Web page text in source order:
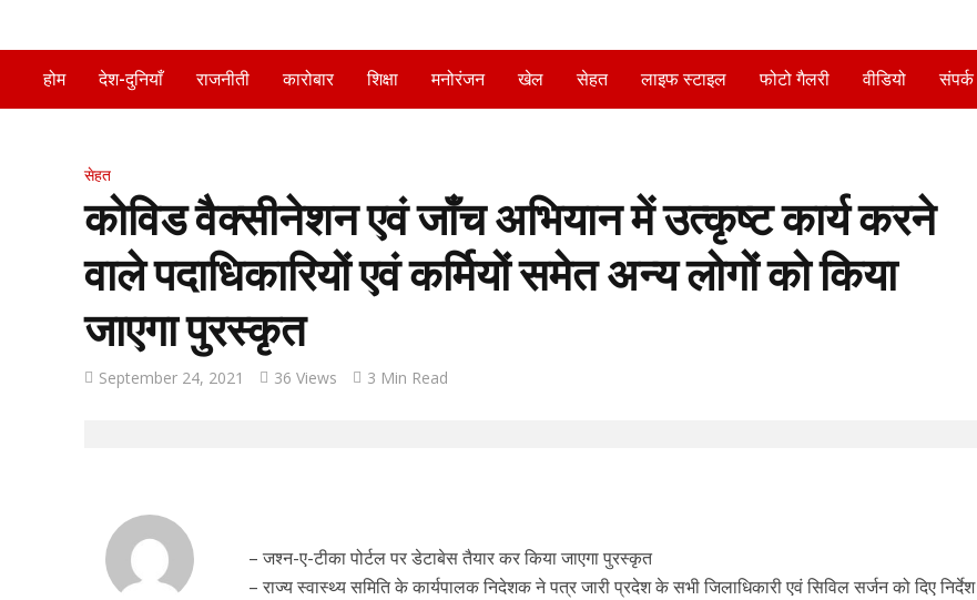
होम देश-दुनियाँ राजनीती कारोबार शिक्षा मनोरंजन खेल सेहत लाइफ स्टाइल फोटो गैलरी वीडियो संपर्क
सेहत
कोविड वैक्सीनेशन एवं जाँच अभियान में उत्कृष्ट कार्य करने
वाले पदाधिकारियों एवं कर्मियों समेत अन्य लोगों को किया
जाएगा पुरस्कृत
September 24, 2021 36 Views 3 Min Read
– जश्न-ए-टीका पोर्टल पर डेटाबेस तैयार कर किया जाएगा पुरस्कृत
– राज्य स्वास्थ्य समिति के कार्यपालक निदेशक ने पत्र जारी प्रदेश के सभी जिलाधिकारी एवं सिविल सर्जन को दिए निर्देश